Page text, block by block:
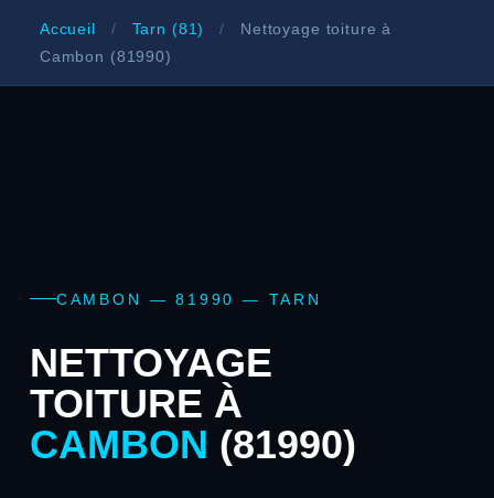
Accueil / Tarn (81) /
Nettoyage toiture à
Cambon (81990)
CAMBON — 81990 — TARN
NETTOYAGE
TOITURE À
CAMBON (81990)